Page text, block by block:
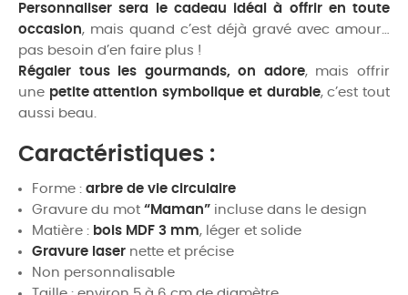
Personnaliser sera le cadeau idéal à offrir en toute
occasion, mais quand c’est déjà gravé avec amour…
pas besoin d’en faire plus !
Régaler tous les gourmands, on adore, mais offrir
une petite attention symbolique et durable, c’est tout
aussi beau.
Caractéristiques :
Forme : arbre de vie circulaire
Gravure du mot “Maman” incluse dans le design
Matière : bois MDF 3 mm, léger et solide
Gravure laser nette et précise
Non personnalisable